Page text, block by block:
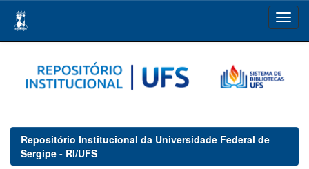
navigation
Repositório Institucional da Universidade Federal de
Sergipe - RI/UFS